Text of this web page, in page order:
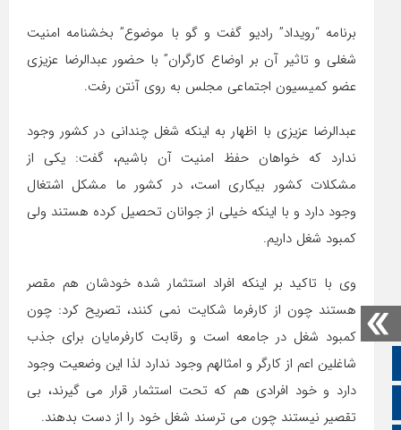
صفحه نخست
تالار گفتمان
برنامه “رویداد” رادیو گفت و گو با موضوع” بخشنامه امنیت
شغلی و تاثیر آن بر اوضاع کارگران” با حضور عبدالرضا عزیزی
عضو کمیسیون اجتماعی مجلس به روی آنتن رفت.
عبدالرضا عزیزی با اظهار به اینکه شغل چندانی در کشور وجود
ندارد که خواهان حفظ امنیت آن باشیم، گفت: یکی از
مشکلات کشور بیکاری است، در کشور ما مشکل اشتغال
وجود دارد و با اینکه خیلی از جوانان تحصیل کرده هستند ولی
کمبود شغل داریم.
وی با تاکید بر اینکه افراد استثمار شده خودشان هم مقصر
هستند چون از کارفرما شکایت نمی کنند، تصریح کرد: چون
کمبود شغل در جامعه است و رقابت کارفرمایان برای جذب
شاغلین اعم از کارگر و امثالهم وجود ندارد لذا این وضعیت وجود
دارد و خود افرادی هم که تحت استثمار قرار می گیرند، بی
تقصیر نیستند چون می ترسند شغل خود را از دست بدهند.